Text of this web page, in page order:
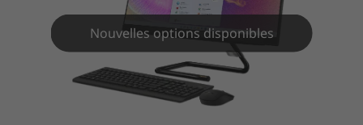
Nouvelles options disponibles